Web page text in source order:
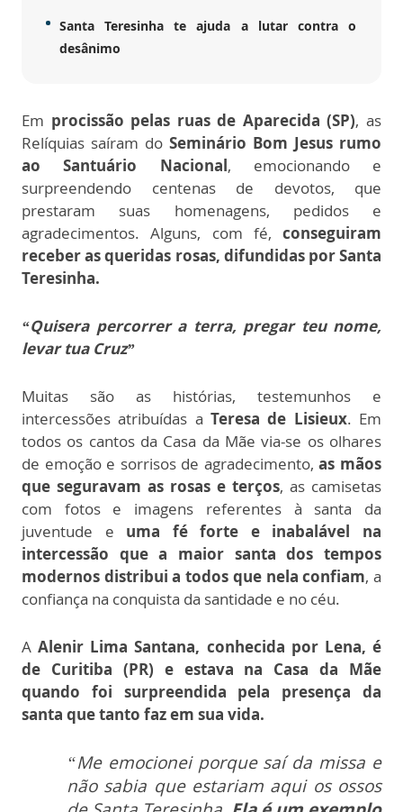
Santa Teresinha te ajuda a lutar contra o
desânimo
Em procissão pelas ruas de Aparecida (SP), as
Relíquias saíram do Seminário Bom Jesus rumo
ao Santuário Nacional, emocionando e
surpreendendo centenas de devotos, que
prestaram suas homenagens, pedidos e
agradecimentos. Alguns, com fé, conseguiram
receber as queridas rosas, difundidas por Santa
Teresinha.
“Quisera percorrer a terra, pregar teu nome,
levar tua Cruz”
Muitas são as histórias, testemunhos e
intercessões atribuídas a Teresa de Lisieux. Em
todos os cantos da Casa da Mãe via-se os olhares
de emoção e sorrisos de agradecimento,as mãos
que seguravam as rosas e terços, as camisetas
com fotos e imagens referentes à santa da
juventude e uma fé forte e inabalável na
intercessão que a maior santa dos tempos
modernos distribui a todos que nela confiam, a
confiança na conquista da santidade e no céu.
A Alenir Lima Santana, conhecida por Lena, é
de Curitiba (PR) e estava na Casa da Mãe
quando foi surpreendida pela presença da
santa que tanto faz em sua vida.
“Me emocionei porque saí da missa e
não sabia que estariam aqui os ossos